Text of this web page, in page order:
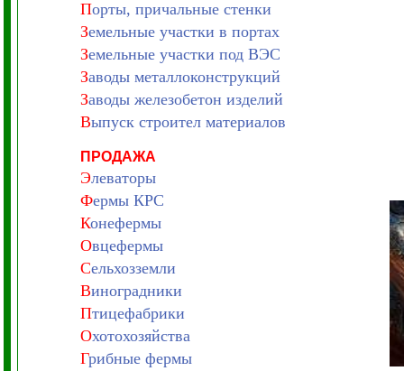
Порты, причальные стенки
Земельные участки в портах
Земельные участки под ВЭС
Заводы металлоконструкций
Заводы железобетон изделий
Выпуск строител материалов
ПРОДАЖА
Элеваторы
Фермы КРС
Конефермы
Овцефермы
Сельхозземли
Виноградники
Птицефабрики
Охотохозяйства
Грибные фермы